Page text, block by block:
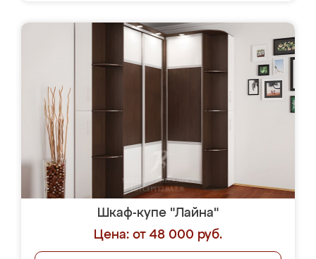
Шкаф-купе "Лайна"
Цена: от 48 000 руб.